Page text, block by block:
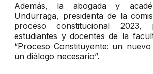
Además, la abogada y
Undurraga, presidenta de la
proceso constitucional 2023,
estudiantes y docentes de la
“Proceso Constituyente: un
un diálogo necesario”.